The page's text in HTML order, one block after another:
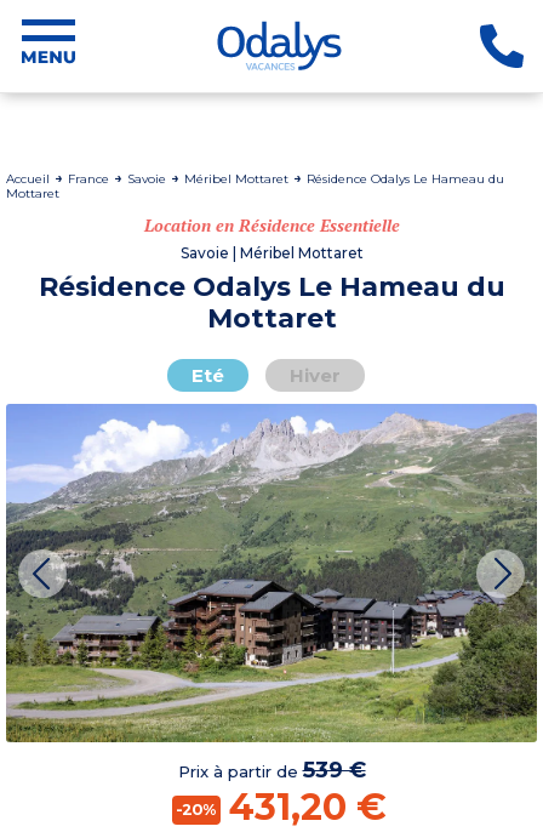
Accueil France Savoie Méribel Mottaret
Résidence Odalys Le Hameau du
Mottaret
Location en Résidence Essentielle
Savoie | Méribel Mottaret
Résidence Odalys Le Hameau du
Mottaret
Eté Hiver
Prix à partir de539 €
-20% 431,20 €